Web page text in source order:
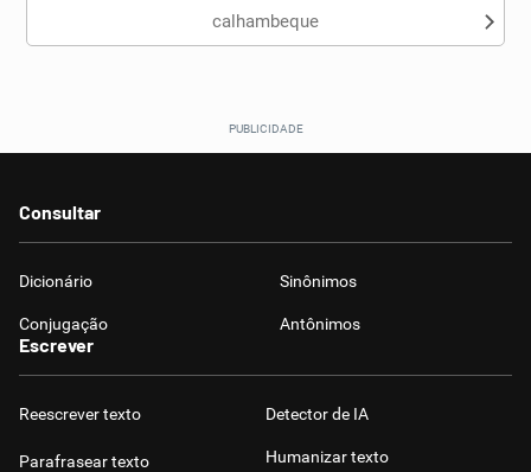
calhambeque
Consultar
Dicionário Sinônimos
Conjugação Antônimos
Escrever
Reescrever texto
Parafrasear texto
Detector de IA
Humanizar texto